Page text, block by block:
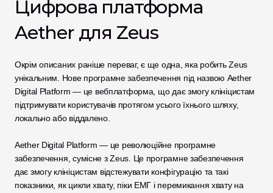
Цифрова платформа
Aether для Zeus
Окрім описаних раніше переваг, є ще одна, яка робить Zeus
унікальним. Нове програмне забезпечення під назвою Aether
Digital Platform — це вебплатформа, що дає змогу клініцистам
підтримувати користувачів протягом усього їхнього шляху,
локально або віддалено.
Aether Digital Platform — це революційне програмне
забезпечення, сумісне з Zeus. Це програмне забезпечення
дає змогу клініцистам відстежувати конфігурацію та такі
показники, як цикли хвату, піки ЕМГ і перемикання хвату на